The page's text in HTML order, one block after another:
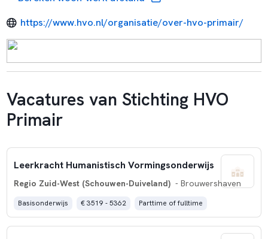
https://www.hvo.nl/organisatie/over-hvo-primair/
Vacatures van Stichting HVO
Primair
Leerkracht Humanistisch Vormingsonderwijs
Regio Zuid-West (Schouwen-Duiveland) - Brouwershaven
Basisonderwijs € 3519 - 5362 Parttime of fulltime